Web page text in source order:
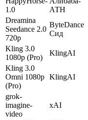
1.0
АТН
Dreamina
Seedance 2.0
720p
ByteDance
Сид
Kling 3.0
1080p (Pro)
KlingAI
Kling 3.0
Omni 1080p
(Pro)
KlingAI
grok-
imagine-
video
xAI